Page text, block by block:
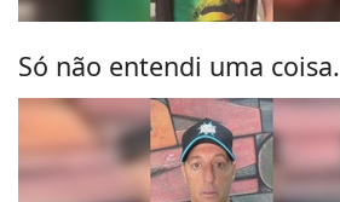
Só não entendi uma coisa.